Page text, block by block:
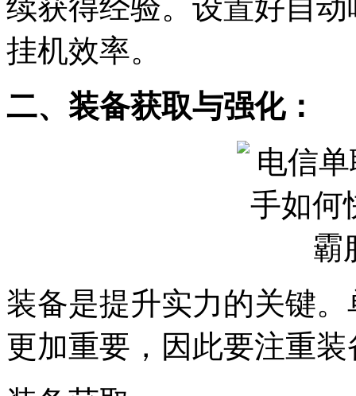
续获得经验。设置好自
挂机效率。
二、装备获取与强化：
装备是提升实力的关键
更加重要，因此要注重